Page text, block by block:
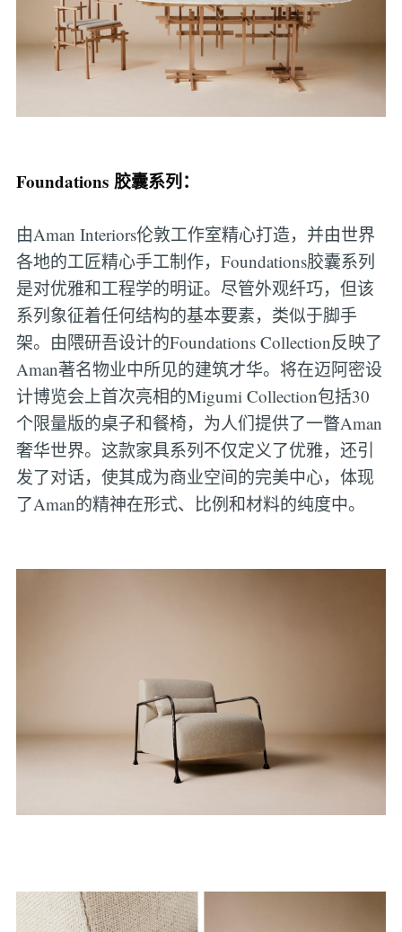
Foundations 胶囊系列：
由Aman Interiors伦敦工作室精心打造，并由世界
各地的工匠精心手工制作，Foundations胶囊系列
是对优雅和工程学的明证。尽管外观纤巧，但该
系列象征着任何结构的基本要素，类似于脚手
架。由隈研吾设计的Foundations Collection反映了
Aman著名物业中所见的建筑才华。将在迈阿密设
计博览会上首次亮相的Migumi Collection包括30
个限量版的桌子和餐椅，为人们提供了一瞥Aman
奢华世界。这款家具系列不仅定义了优雅，还引
发了对话，使其成为商业空间的完美中心，体现
了Aman的精神在形式、比例和材料的纯度中。